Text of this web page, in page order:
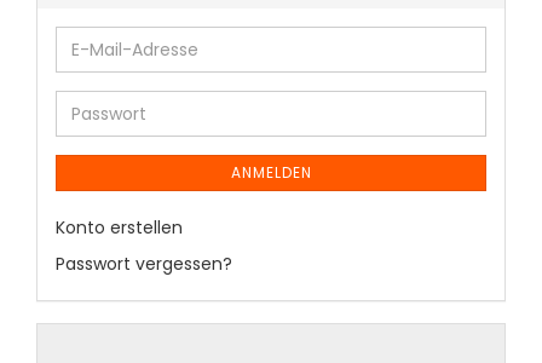
ANMELDEN
Konto erstellen
Passwort vergessen?